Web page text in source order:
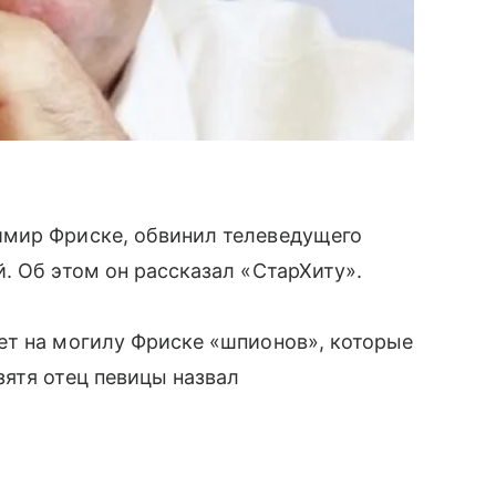
Фриске, обвинил телеведущего
Об этом он рассказал «СтарХиту».
на могилу Фриске «шпионов», которые
отец певицы назвал